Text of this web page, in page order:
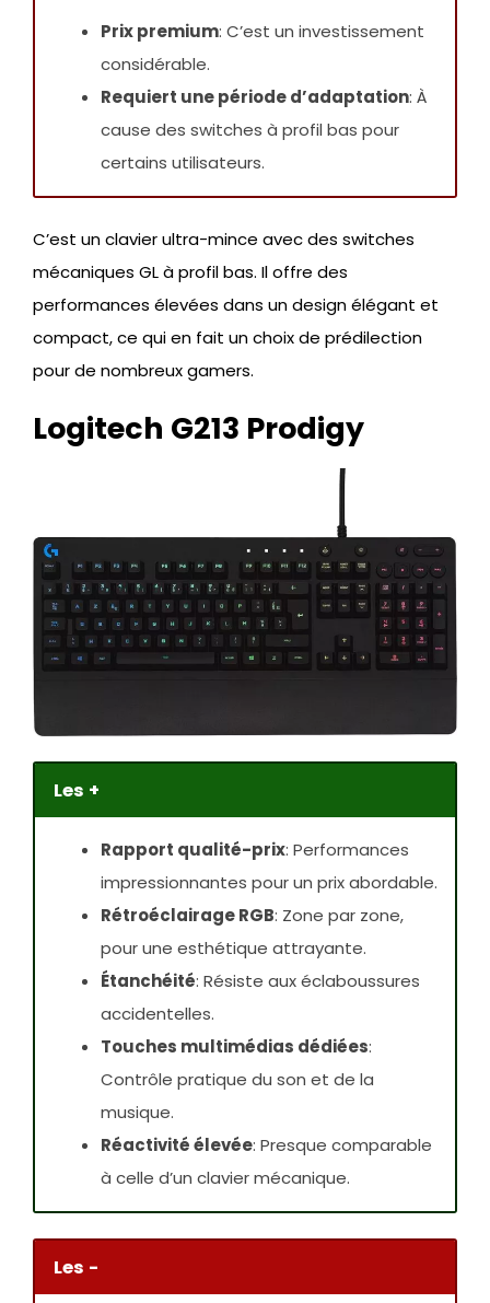
Prix premium: C’est un investissement
considérable.
Requiert une période d’adaptation: À
cause des switches à profil bas pour
certains utilisateurs.
C’est un clavier ultra-mince avec des switches
mécaniques GL à profil bas. Il offre des
performances élevées dans un design élégant et
compact, ce qui en fait un choix de prédilection
pour de nombreux gamers.
Logitech G213 Prodigy
Les +
Rapport qualité-prix: Performances
impressionnantes pour un prix abordable.
Rétroéclairage RGB: Zone par zone,
pour une esthétique attrayante.
Étanchéité: Résiste aux éclaboussures
accidentelles.
Touches multimédias dédiées:
Contrôle pratique du son et de la
musique.
Réactivité élevée: Presque comparable
à celle d’un clavier mécanique.
Les -